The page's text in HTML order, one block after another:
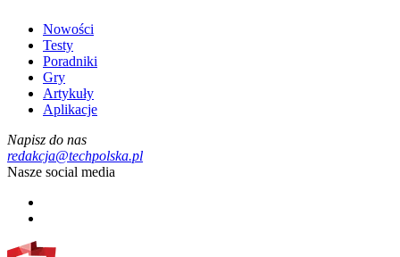
Nowości
Testy
Poradniki
Gry
Artykuły
Aplikacje
Napisz do nas
redakcja@techpolska.pl
Nasze social media